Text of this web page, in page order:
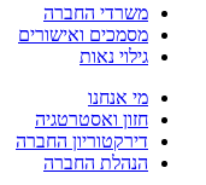
משרדי החברה
מסמכים ואישורים
גילוי נאות
מי אנחנו
חזון ואסטרטגיה
דירקטוריון החברה
הנהלת החברה